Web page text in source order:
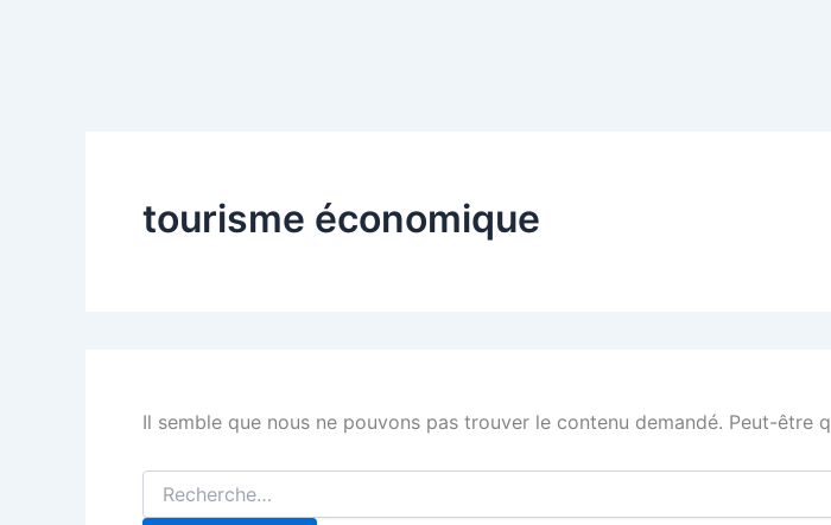
tourisme économique
Il semble que nous ne pouvons pas trouver le contenu demandé. Peut-être